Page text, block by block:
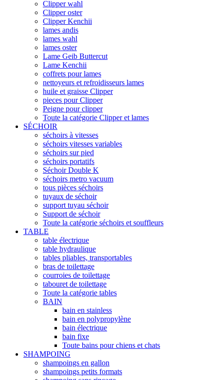
Clipper wahl
Clipper oster
Clipper Kenchii
lames andis
lames wahl
lames oster
Lame Geib Buttercut
Lame Kenchii
coffrets pour lames
nettoyeurs et refroidisseurs lames
huile et graisse Clipper
pieces pour Clipper
Peigne pour clipper
Toute la catégorie Clipper et lames
SÉCHOIR
séchoirs à vitesses
séchoirs vitesses variables
séchoirs sur pied
séchoirs portatifs
Séchoir Double K
séchoirs metro vacuum
tous pièces séchoirs
tuyaux de séchoir
support tuyau séchoir
Support de séchoir
Toute la catégorie séchoirs et souffleurs
TABLE
table électrique
table hydraulique
tables pliables, transportables
bras de toilettage
courroies de toilettage
tabouret de toilettage
Toute la catégorie tables
BAIN
bain en stainless
bain en polypropylène
bain électrique
bain fixe
Toute bains pour chiens et chats
SHAMPOING
shampoings en gallon
shampoings petits formats